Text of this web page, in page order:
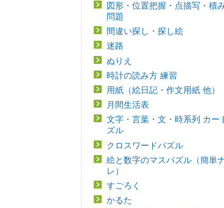
図形・位置把握・点描写・積
問題
間違い探し・探し絵
迷路
ぬりえ
時計の読み方 練習
用紙（絵日記・作文用紙 他）
月間生活表
文字・言葉・文・時系列 カー
ズル
クロスワードパズル
絵と数字のマスパズル（簡単
レ）
すごろく
かるた